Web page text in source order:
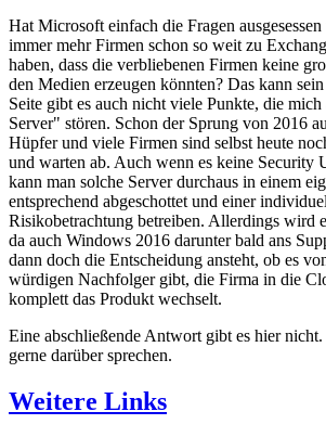
Hat Microsoft einfach die Fragen
immer mehr Firmen schon so weit zu
haben, dass die verbliebenen Firmen keine
den Medien erzeugen könnten? Das kann
Seite gibt es auch nicht viele Punkte, die
Server" stören. Schon der Sprung von 2016
Hüpfer und viele Firmen sind selbst heute
und warten ab. Auch wenn es keine Security
kann man solche Server durchaus in einem
entsprechend abgeschottet und einer
Risikobetrachtung betreiben. Allerdings wird
da auch Windows 2016 darunter bald ans
dann doch die Entscheidung ansteht, ob es
würdigen Nachfolger gibt, die Firma in die
komplett das Produkt wechselt.
Eine abschließende Antwort gibt es hier
gerne darüber sprechen.
Weitere Links